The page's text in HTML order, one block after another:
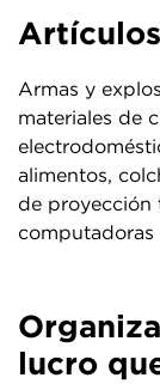
Armas y
materiales de
alimentos,
de proyección
computadoras
lucro